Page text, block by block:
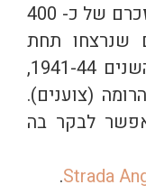
האנדרטה נבנתה בשנת 2009 לזכרם של כ- 400
שנרצחו תחת
שלטון אנטונסקו ברומניה בין השנים 1941-44,
(צוענים).
לבקר בה
Strada
.